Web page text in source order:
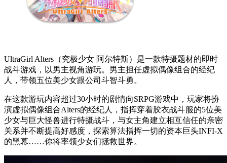
UltraGirl Alters（究极少女 阿尔特斯）是一款特摄题材的即时
战斗游戏，以男主视角游玩。男主担任虚拟偶像组合的经纪
人，带领五位美少女跟公司斗智斗勇。
在这款游玩内容超过30小时的剧情向SRPG游戏中，玩家将扮
演虚拟偶像组合Alters的经纪人，指挥穿着胶衣战斗服的5位美
少女与巨大怪兽进行特摄战斗，与女主角建立相互信任的亲密
关系并不断提高好感度，探索算法指挥一切的资本巨头INFI-X
的黑幕……你将率领少女们拯救世界。